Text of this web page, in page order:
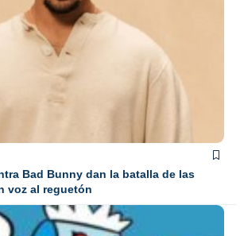
Bad Bunny dan la batalla de las
voz al reguetón